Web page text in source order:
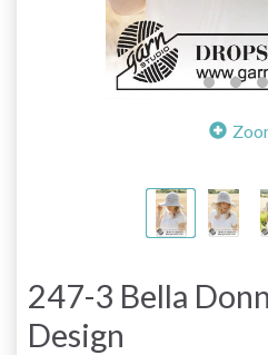
247-3 Bella
Design